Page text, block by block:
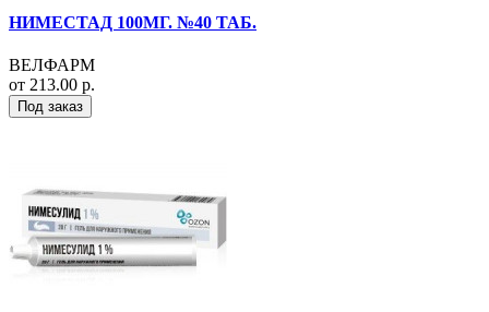
НИМЕСТАД 100МГ. №40 ТАБ.
ВЕЛФАРМ
от 213.00 р.
Под заказ